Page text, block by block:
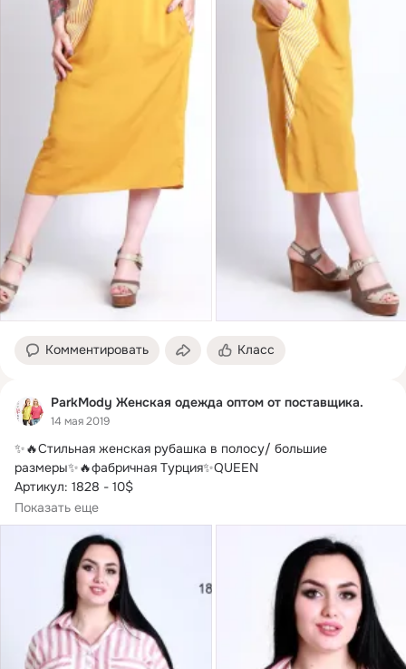
Комментировать Класс
ParkMody Женская одежда оптом от поставщика.
14 мая 2019
✨🔥Стильная женская рубашка в полосу/ большие
размеры✨🔥фабричная Турция✨QUEEN
Артикул: 1828 - 10$
Цена оптовая.
рядом!
Показать еще